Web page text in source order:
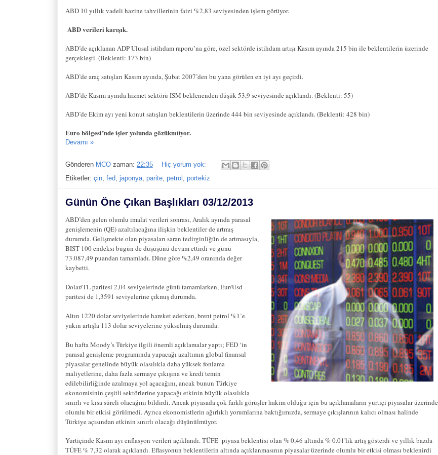
ABD 10 yıllık vadeli hazine tahvillerinin faizi %2,83 seviyesinden işlem görüyor.
ABD verileri karışık.
ABD’de açıklanan ADP Ulusal istihdam raporu’na göre, özel sektörde istihdam artışı Kasım ayında 215 bin ile beklentilerin üzerinde
gerçekleşti. (Beklenti: 173 bin)
ABD’de araç satışları Kasım ayında, Şubat 2007’den bu yana görülen en iyi ayı geçirdi.
ABD’de Kasım ayında hizmet sektörü ISM beklenenden düşük 53,9 seviyesinde açıklandı. (Beklenti: 55)
ABD’de Ekim ayı yeni konut satışları beklentilerin üzerinde 444 bin seviyesinde açıklandı. (Beklenti: 428 bin)
Euro bölgesi’nde işler yolunda gözükmüyor.
Devamı »
Gönderen MCO zaman: 22:35
Hiç yorum yok:
Etiketler: çin fed japonya parite petrol portekiz
Günün Öne Çıkan Başlıkları 03/12/2013
ABD’den gelen olumlu imalat verileri sonrası, Aralık ayında parasal
genişlemenin (QE) azaltılacağına ilişkin beklentiler de artmış
durumda. Gelişmekte olan piyasaları saran tedirginliğün de artmasıyla,
BIST 100 endeksi bugün de düşüşünü devam ettirdi ve günü
73.087,49 puandan tamamladı. Düne göre %2,49 oranında değer
kaybetti.
Dolar/TL paritesi 2,04 seviyelerinde günü tamamlarken, Eur/Usd
paritesi de 1,3591 seviyelerine çıkmış durumda.
Altın 1220 dolar seviyelerinde hareket ederken, brent petrol %1’e
yakın artışla 113 dolar seviyelerine yükselmiş durumda.
Bu hafta Moody’s Türkiye ilgili önemli açıklamalar yaptı; FED ‘in
parasal genişleme programında yapacağı azaltımın global finansal
piyasalar genelinde büyük olasılıkla daha yüksek fonlama
maliyetlerine, daha fazla sermaye çıkışına ve kredi temin
edilebilirliğinde azalmaya yol açacağını, ancak bunun Türkiye
ekonomisinin çeşitli sektörlerine yapacağı etkinin büyük olasılıkla
sınırlı ve kısa süreli olacağını bildirdi. Ancak piyasada çok farklı görüşler hakim olduğu için bu açıklamaların yurtiçi piyasalar üzerinde
olumlu bir etkisi görülmedi. Ayrıca ekonomistlerin ağırlıklı yorumlarına baktığımızda, sermaye çıkışlarının kalıcı olması halinde
Türkiye açısından etkinin sınırlı olacağı düşünülmüyor.
Yurtiçinde Kasım ayı enflasyon verileri açıklandı. TÜFE piyasa beklentisi olan % 0,46 altında % 0.01'lik artış gösterdi ve yıllık bazda
TÜFE % 7,32 olarak açıklandı. Eflasyonun beklentilerin altında açıklanmasının piyasalar üzerinde olumlu bir etkisi olması beklenirdi